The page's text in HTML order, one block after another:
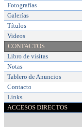
Fotografías
Galerías
Títulos
Videos
CONTACTOS
Libro de visitas
Notas
Tablero de Anuncios
Contacto
Links
ACCESOS DIRECTOS